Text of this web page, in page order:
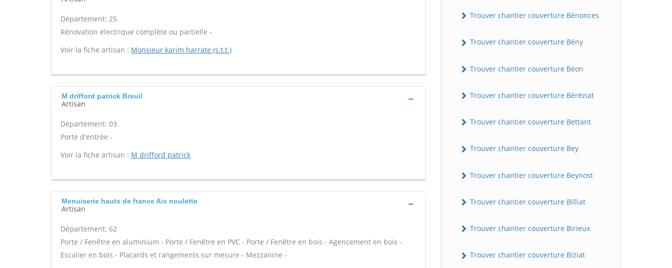
Département: 25
Rénovation électrique complète ou partielle -
Voir la fiche artisan : Monsieur karim harrate (s.t.t.)
M drifford patrick Breuil
Artisan
Département: 03
Porte d'entrée -
Voir la fiche artisan : M drifford patrick
Menuiserie hauts de france Aix noulette
Artisan
Département: 62
Porte / Fenêtre en aluminium - Porte / Fenêtre en PVC - Porte / Fenêtre en bois - Agencement en bois -
Escalier en bois - Placards et rangements sur mesure - Mezzanine -
Trouver chantier couverture Bénonces
Trouver chantier couverture Bény
Trouver chantier couverture Béon
Trouver chantier couverture Béréziat
Trouver chantier couverture Bettant
Trouver chantier couverture Bey
Trouver chantier couverture Beynost
Trouver chantier couverture Billiat
Trouver chantier couverture Birieux
Trouver chantier couverture Biziat